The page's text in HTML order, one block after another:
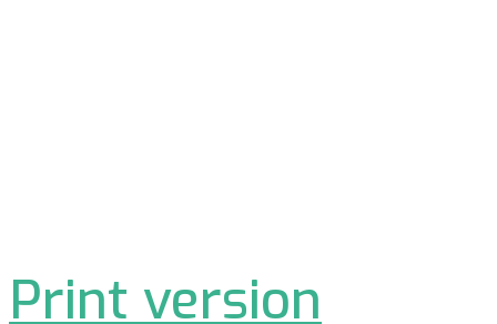
Print version